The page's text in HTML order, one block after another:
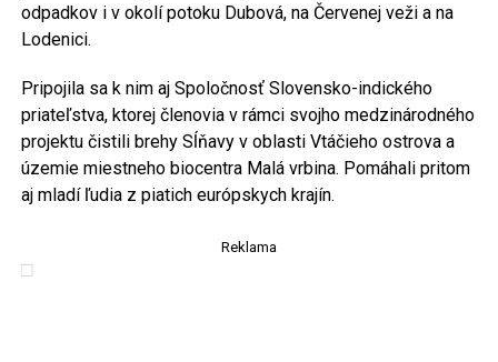
odpadkov i v okolí potoku Dubová, na Červenej veži a na
Lodenici.
Pripojila sa k nim aj Spoločnosť Slovensko-indického
priateľstva, ktorej členovia v rámci svojho medzinárodného
projektu čistili brehy Sĺňavy v oblasti Vtáčieho ostrova a
územie miestneho biocentra Malá vrbina. Pomáhali pritom
aj mladí ľudia z piatich európskych krajín.
Reklama